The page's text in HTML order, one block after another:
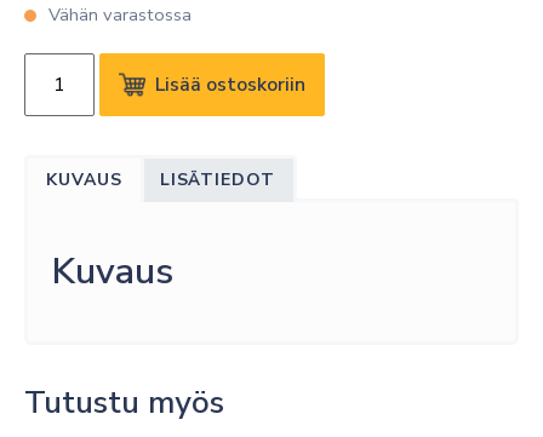
Vähän varastossa
75TR3DK-
UHD
16/7
TOUCH
Lisää ostoskoriin
KUVAUS LISÄTIEDOT
Kuvaus
Tutustu myös